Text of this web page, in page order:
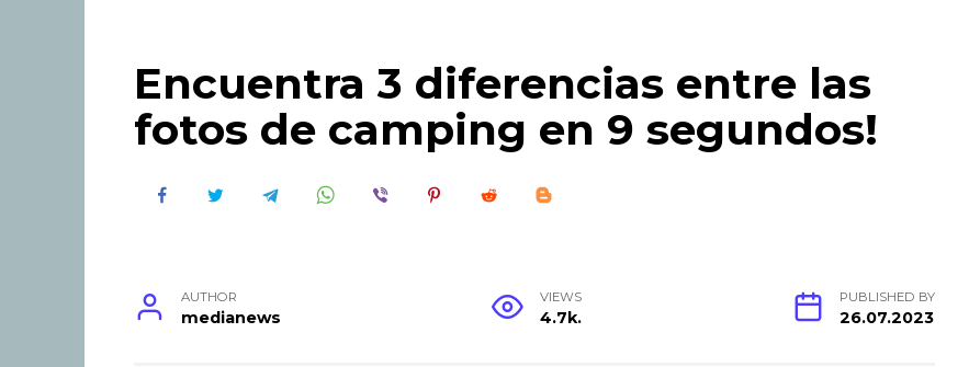
Encuentra 3 diferencias entre las
fotos de camping en 9 segundos!
AUTHOR
medianews
VIEWS
4.7k.
PUBLISHED BY
26.07.2023